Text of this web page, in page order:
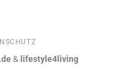
& lifestyle4living